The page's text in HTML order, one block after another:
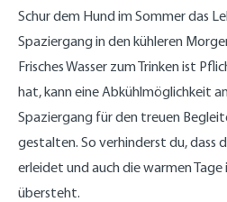
Schur dem Hund im Sommer das
Spaziergang in den kühleren
Frisches Wasser zum Trinken ist
hat, kann eine Abkühlmöglichkeit
Spaziergang für den treuen
gestalten. So verhinderst du, dass
erleidet und auch die warmen
übersteht.